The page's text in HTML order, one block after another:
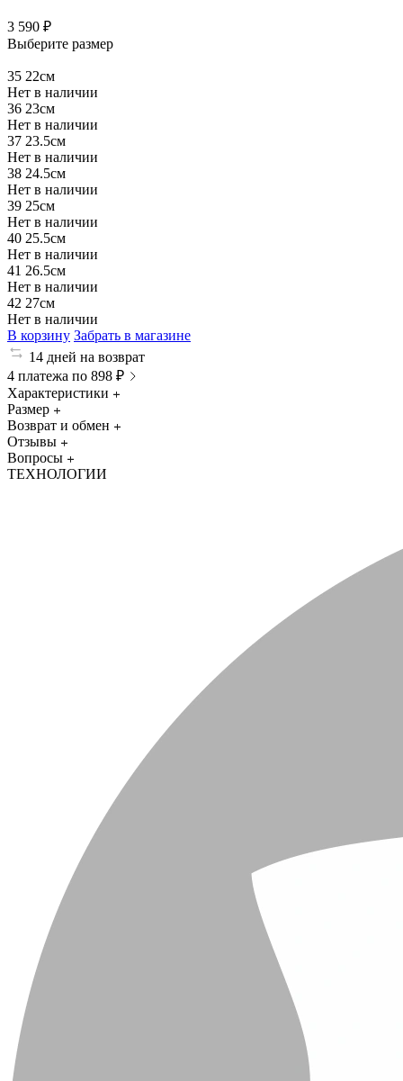
3 590 ₽
Выберите размер
35 22см
Нет в наличии
36 23см
Нет в наличии
37 23.5см
Нет в наличии
38 24.5см
Нет в наличии
39 25см
Нет в наличии
40 25.5см
Нет в наличии
41 26.5см
Нет в наличии
42 27см
Нет в наличии
В корзину Забрать в магазине
14 дней на возврат
4 платежа по 898 ₽
Характеристики
Размер
Возврат и обмен
Отзывы
Вопросы
ТЕХНОЛОГИИ